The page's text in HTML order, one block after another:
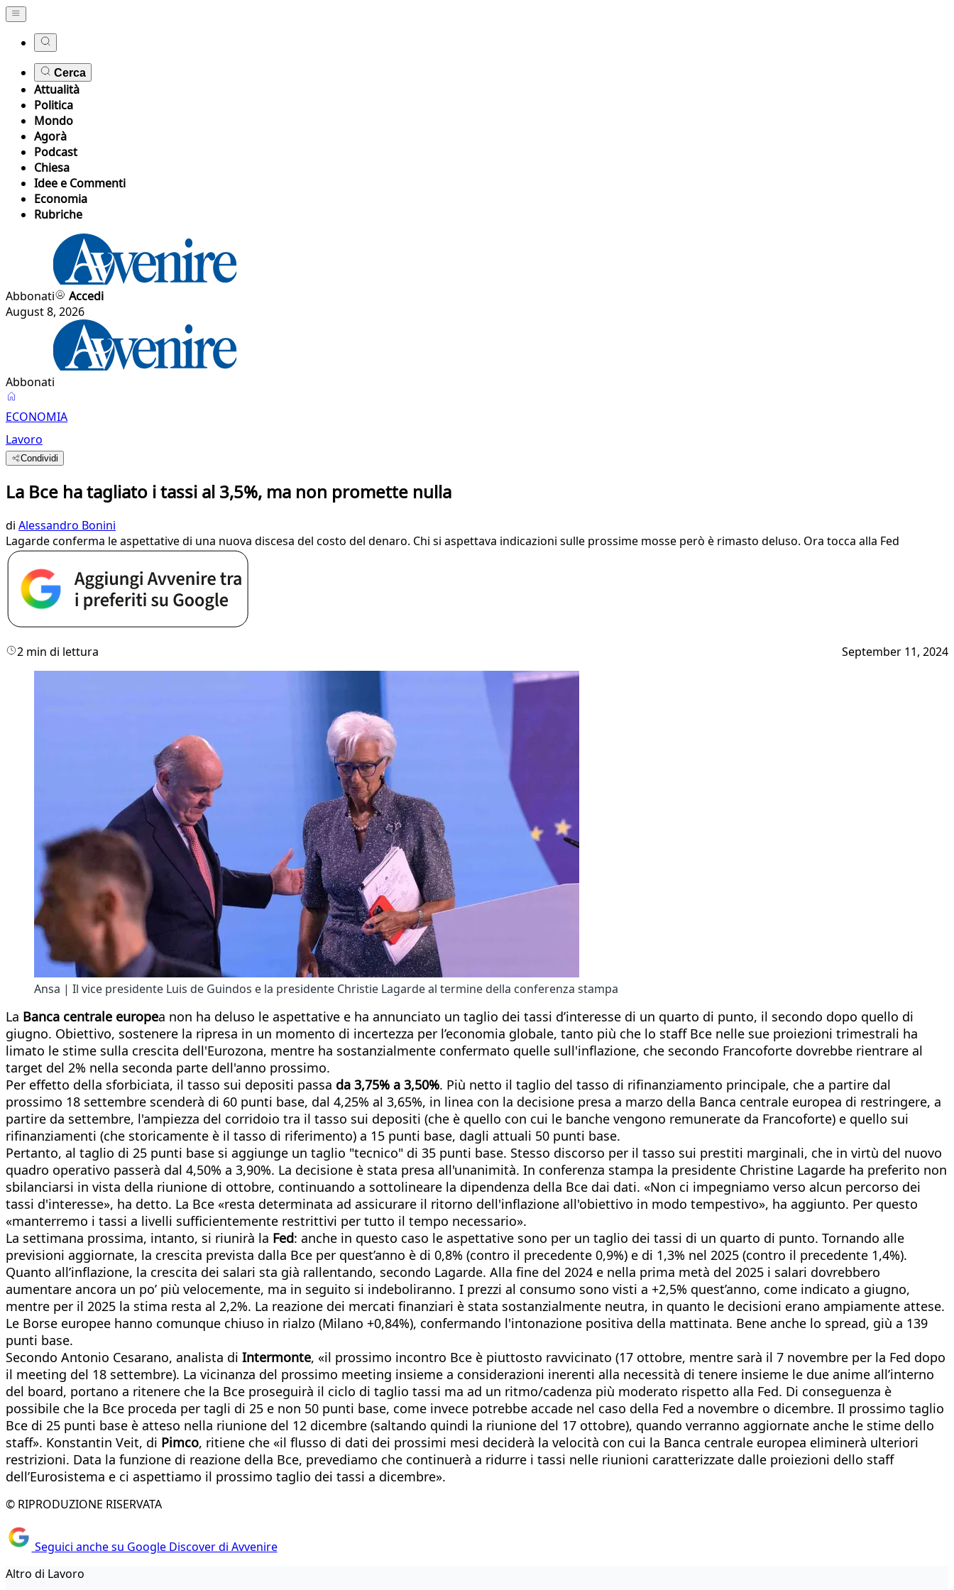
Cerca
Attualità
Politica
Mondo
Agorà
Podcast
Chiesa
Idee e Commenti
Economia
Rubriche
Abbonati
Accedi
August 8, 2026
Abbonati
ECONOMIA
Lavoro
Condividi
La Bce ha tagliato i tassi al 3,5%, ma non promette nulla
di Alessandro Bonini
Lagarde conferma le aspettative di una nuova discesa del costo del denaro. Chi si aspettava indicazioni sulle prossime mosse però è rimasto deluso. Ora tocca alla Fed
2 min di lettura September 11, 2024
Ansa | Il vice presidente Luis de Guindos e la presidente Christie Lagarde al termine della conferenza stampa
La Banca centrale europea non ha deluso le aspettative e ha annunciato un taglio dei tassi d’interesse di un quarto di punto, il secondo dopo quello di
giugno. Obiettivo, sostenere la ripresa in un momento di incertezza per l’economia globale, tanto più che lo staff Bce nelle sue proiezioni trimestrali ha
limato le stime sulla crescita dell'Eurozona, mentre ha sostanzialmente confermato quelle sull'inflazione, che secondo Francoforte dovrebbe rientrare al
target del 2% nella seconda parte dell'anno prossimo.
Per effetto della sforbiciata, il tasso sui depositi passa da 3,75% a 3,50%. Più netto il taglio del tasso di rifinanziamento principale, che a partire dal
prossimo 18 settembre scenderà di 60 punti base, dal 4,25% al 3,65%, in linea con la decisione presa a marzo della Banca centrale europea di restringere, a
partire da settembre, l'ampiezza del corridoio tra il tasso sui depositi (che è quello con cui le banche vengono remunerate da Francoforte) e quello sui
rifinanziamenti (che storicamente è il tasso di riferimento) a 15 punti base, dagli attuali 50 punti base.
Pertanto, al taglio di 25 punti base si aggiunge un taglio "tecnico" di 35 punti base. Stesso discorso per il tasso sui prestiti marginali, che in virtù del nuovo
quadro operativo passerà dal 4,50% a 3,90%. La decisione è stata presa all'unanimità. In conferenza stampa la presidente Christine Lagarde ha preferito non
sbilanciarsi in vista della riunione di ottobre, continuando a sottolineare la dipendenza della Bce dai dati. «Non ci impegniamo verso alcun percorso dei
tassi d'interesse», ha detto. La Bce «resta determinata ad assicurare il ritorno dell'inflazione all'obiettivo in modo tempestivo», ha aggiunto. Per questo
«manterremo i tassi a livelli sufficientemente restrittivi per tutto il tempo necessario».
La settimana prossima, intanto, si riunirà la Fed: anche in questo caso le aspettative sono per un taglio dei tassi di un quarto di punto. Tornando alle
previsioni aggiornate, la crescita prevista dalla Bce per quest’anno è di 0,8% (contro il precedente 0,9%) e di 1,3% nel 2025 (contro il precedente 1,4%).
Quanto all’inflazione, la crescita dei salari sta già rallentando, secondo Lagarde. Alla fine del 2024 e nella prima metà del 2025 i salari dovrebbero
aumentare ancora un po’ più velocemente, ma in seguito si indeboliranno. I prezzi al consumo sono visti a +2,5% quest’anno, come indicato a giugno,
mentre per il 2025 la stima resta al 2,2%. La reazione dei mercati finanziari è stata sostanzialmente neutra, in quanto le decisioni erano ampiamente attese.
Le Borse europee hanno comunque chiuso in rialzo (Milano +0,84%), confermando l'intonazione positiva della mattinata. Bene anche lo spread, giù a 139
punti base.
Secondo Antonio Cesarano, analista di Intermonte, «il prossimo incontro Bce è piuttosto ravvicinato (17 ottobre, mentre sarà il 7 novembre per la Fed dopo
il meeting del 18 settembre). La vicinanza del prossimo meeting insieme a considerazioni inerenti alla necessità di tenere insieme le due anime all’interno
del board, portano a ritenere che la Bce proseguirà il ciclo di taglio tassi ma ad un ritmo/cadenza più moderato rispetto alla Fed. Di conseguenza è
possibile che la Bce proceda per tagli di 25 e non 50 punti base, come invece potrebbe accade nel caso della Fed a novembre o dicembre. Il prossimo taglio
Bce di 25 punti base è atteso nella riunione del 12 dicembre (saltando quindi la riunione del 17 ottobre), quando verranno aggiornate anche le stime dello
staff». Konstantin Veit, di Pimco, ritiene che «il flusso di dati dei prossimi mesi deciderà la velocità con cui la Banca centrale europea eliminerà ulteriori
restrizioni. Data la funzione di reazione della Bce, prevediamo che continuerà a ridurre i tassi nelle riunioni caratterizzate dalle proiezioni dello staff
dell’Eurosistema e ci aspettiamo il prossimo taglio dei tassi a dicembre».
© RIPRODUZIONE RISERVATA
Seguici anche su Google Discover di Avvenire
Altro di Lavoro